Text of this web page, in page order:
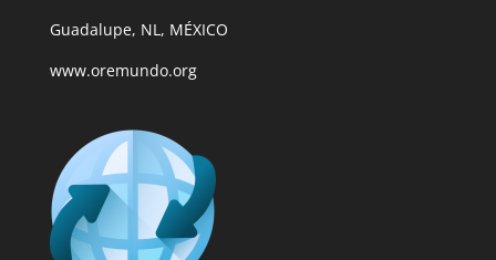
Guadalupe, NL, MÉXICO
www.oremundo.org